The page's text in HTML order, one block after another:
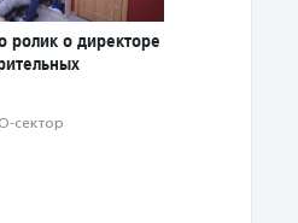
ролик о директоре
сектор